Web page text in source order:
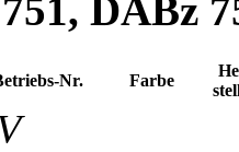
DABz
Nr. Farbe